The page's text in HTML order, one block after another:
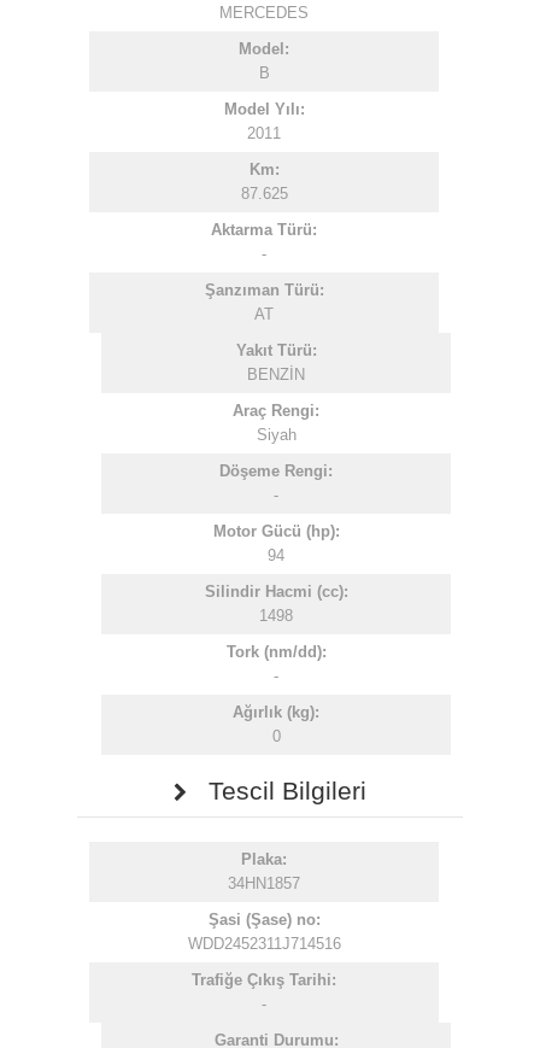
MERCEDES
Model:
B
Model Yılı:
2011
Km:
87.625
Aktarma Türü:
-
Şanzıman Türü:
AT
Yakıt Türü:
BENZİN
Araç Rengi:
Siyah
Döşeme Rengi:
-
Motor Gücü (hp):
94
Silindir Hacmi (cc):
1498
Tork (nm/dd):
-
Ağırlık (kg):
0
Tescil Bilgileri
Plaka:
34HN1857
Şasi (Şase) no:
WDD2452311J714516
Trafiğe Çıkış Tarihi:
-
Garanti Durumu: